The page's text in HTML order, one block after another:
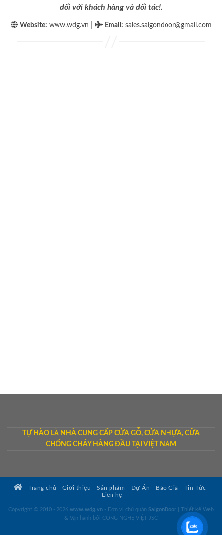
đối với khách hàng và đối tác!.
Website: www.wdg.vn Email : sales.saigondoor@gmail.com
TỰ HÀO LÀ NHÀ CUNG CẤP CỬA GỖ, CỬA NHỰA, CỬA
CHỐNG CHÁY HÀNG ĐẦU TẠI VIỆT NAM
Trang chủ Giới thiệu Sản phẩm Dự Án Báo Giá
Tin Tức
Liên hệ
Copyright © 2010 - 2026 www.wdg.vn - Đơn vị chủ quản SaigonDoor
Thiết kế Web
& Vận hành bởi CÔNG NGHỆ VIỆT JSC